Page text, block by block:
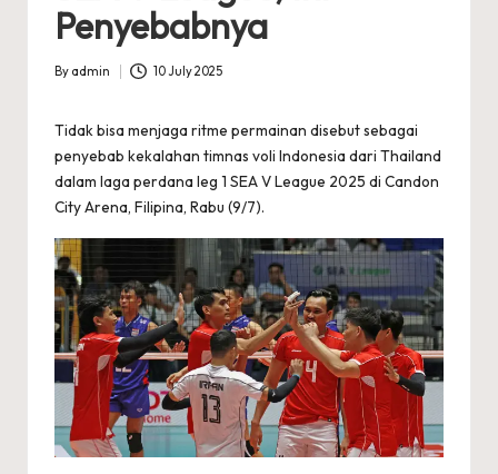
Penyebabnya
Posted
By admin 10 July 2025
Tidak bisa menjaga ritme permainan disebut sebagai
penyebab kekalahan timnas voli Indonesia dari Thailand
dalam laga perdana leg 1 SEA V League 2025 di Candon
City Arena, Filipina, Rabu (9/7).